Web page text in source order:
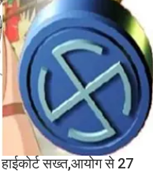
रहा
बीमारियों
को
दावत
सख्त,आयोग से 27